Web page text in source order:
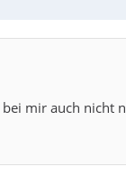
mir auch nicht